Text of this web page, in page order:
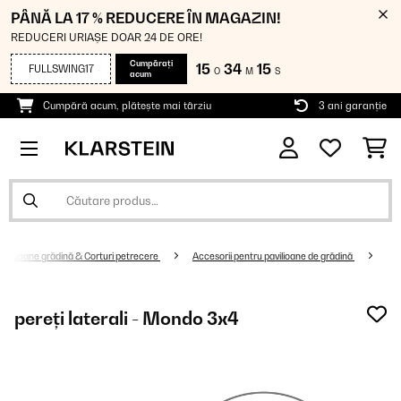
PÂNĂ LA 17 % REDUCERE ÎN MAGAZIN!
REDUCERI URIAȘE DOAR 24 DE ORE!
FULLSWING17
Cumpărați
acum
15 O 34 M 15 S
Cumpără acum, plătește mai târziu 3 ani garanție
grădină & Corturi petrecere Accesorii pentru pavilioane de grădină
pereți laterali - Mondo 3x4